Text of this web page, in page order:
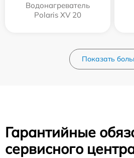
Водонагреватель
Polaris XV 20
Показать
Гарантийные
сервисного